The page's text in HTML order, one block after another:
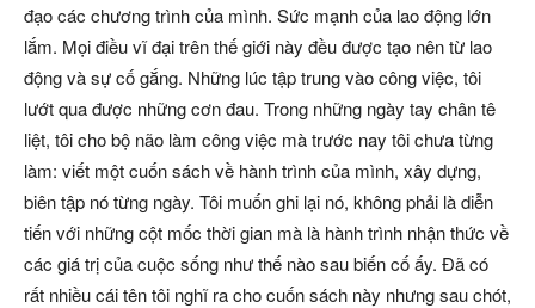
đạo các chương trình của mình. Sức mạnh của lao động lớn
lắm. Mọi điều vĩ đại trên thế giới này đều được tạo nên từ lao
động và sự cố gắng. Những lúc tập trung vào công việc, tôi
lướt qua được những cơn đau. Trong những ngày tay chân tê
liệt, tôi cho bộ não làm công việc mà trước nay tôi chưa từng
làm: viết một cuốn sách về hành trình của mình, xây dựng,
biên tập nó từng ngày. Tôi muốn ghi lại nó, không phải là diễn
tiến với những cột mốc thời gian mà là hành trình nhận thức về
các giá trị của cuộc sống như thế nào sau biến cố ấy. Đã có
rất nhiều cái tên tôi nghĩ ra cho cuốn sách này nhưng sau chót,